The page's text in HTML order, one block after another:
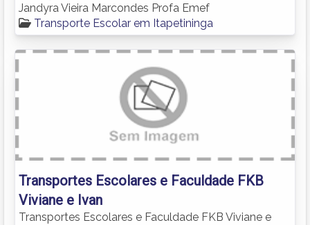
Jandyra Vieira Marcondes Profa Emef
Transporte Escolar em Itapetininga
Transportes Escolares e Faculdade FKB
Viviane e Ivan
Transportes Escolares e Faculdade FKB Viviane e